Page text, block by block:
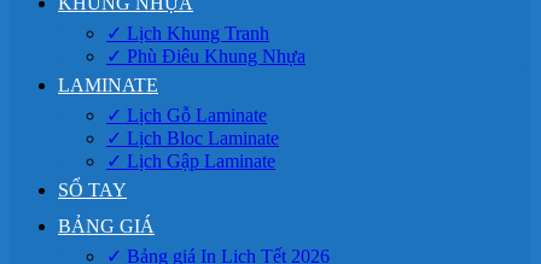
✓ Lịch Khung Tranh
✓ Phù Điêu Khung Nhựa
LAMINATE
✓ Lịch Gỗ Laminate
✓ Lịch Bloc Laminate
✓ Lịch Gập Laminate
SỔ TAY
BẢNG GIÁ
✓ Bảng giá In Lịch Tết 2026